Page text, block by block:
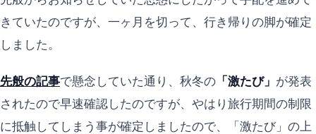
きていたのですが、一ヶ月を切って、行き帰りの脚が確定
しました。
先般の記事で懸念していた通り、秋冬の 「激たび」 が発表
されたので早速確認したのですが、やはり旅行期間の制限
に抵触してしまう事が確定しましたので、「激たび」の上